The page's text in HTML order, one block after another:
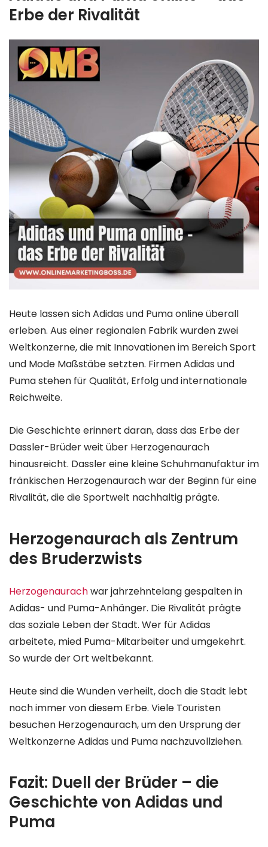
Erbe der Rivalität
Heute lassen sich Adidas und Puma online überall
erleben. Aus einer regionalen Fabrik wurden zwei
Weltkonzerne, die mit Innovationen im Bereich Sport
und Mode Maßstäbe setzten. Firmen Adidas und
Puma stehen für Qualität, Erfolg und internationale
Reichweite.
Die Geschichte erinnert daran, dass das Erbe der
Dassler-Brüder weit über Herzogenaurach
hinausreicht. Dassler eine kleine Schuhmanufaktur im
fränkischen Herzogenaurach war der Beginn für eine
Rivalität, die die Sportwelt nachhaltig prägte.
Herzogenaurach als Zentrum
des Bruderzwists
Herzogenaurachwar jahrzehntelang gespalten in
Adidas- und Puma-Anhänger. Die Rivalität prägte
das soziale Leben der Stadt. Wer für Adidas
arbeitete, mied Puma-Mitarbeiter und umgekehrt.
So wurde der Ort weltbekannt.
Heute sind die Wunden verheilt, doch die Stadt lebt
noch immer von diesem Erbe. Viele Touristen
besuchen Herzogenaurach, um den Ursprung der
Weltkonzerne Adidas und Puma nachzuvollziehen.
Fazit: Duell der Brüder – die
Geschichte von Adidas und
Puma